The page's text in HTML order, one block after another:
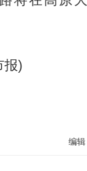
)
编